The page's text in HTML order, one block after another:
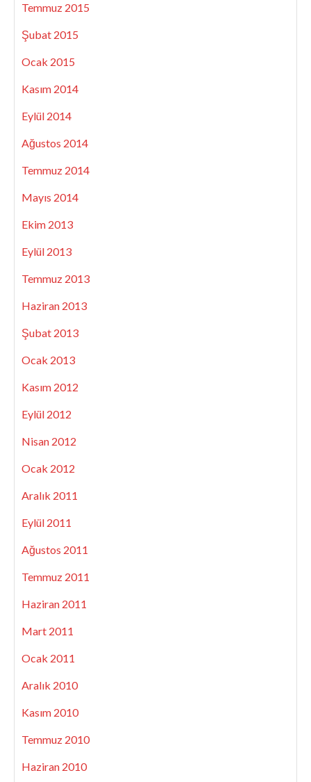
Temmuz 2015
Şubat 2015
Ocak 2015
Kasım 2014
Eylül 2014
Ağustos 2014
Temmuz 2014
Mayıs 2014
Ekim 2013
Eylül 2013
Temmuz 2013
Haziran 2013
Şubat 2013
Ocak 2013
Kasım 2012
Eylül 2012
Nisan 2012
Ocak 2012
Aralık 2011
Eylül 2011
Ağustos 2011
Temmuz 2011
Haziran 2011
Mart 2011
Ocak 2011
Aralık 2010
Kasım 2010
Temmuz 2010
Haziran 2010